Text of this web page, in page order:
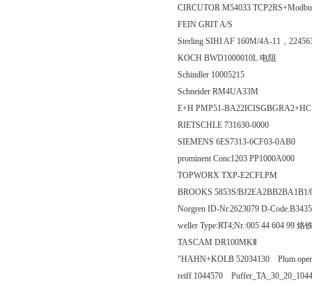
CIRCUTOR M54033
FEIN GRIT A/S
Sterling SIHI AF 160M/4A-11，
KOCH BWD1000010L 电阻
Schindler 10005215
Schneider RM4UA33M
E+H PMP51-
RIETSCHLE 731630-0000
SIEMENS 6ES7313-6CF03-0AB0
prominent Conc1203 PP1000A000
TOPWORX TXP-E2CFLPM
BROOKS 5853S/
Norgren ID-Nr.2623079 D-
weller Type:RT4;Nr.:005 44 604 99 烙
TASCAM DR100MKⅡ
"HAHN+KOLB 52034130 Plum
reiff 1044570